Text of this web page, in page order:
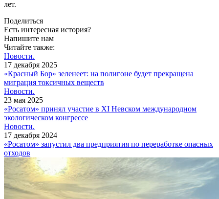
лет.
Поделиться
Есть интересная история?
Напишите нам
Читайте также:
Новости.
17 декабря 2025
«Красный Бор» зеленеет: на полигоне будет прекращена
миграция токсичных веществ
Новости.
23 мая 2025
«Росатом» принял участие в XI Невском международном
экологическом конгрессе
Новости.
17 декабря 2024
«Росатом» запустил два предприятия по переработке опасных
отходов